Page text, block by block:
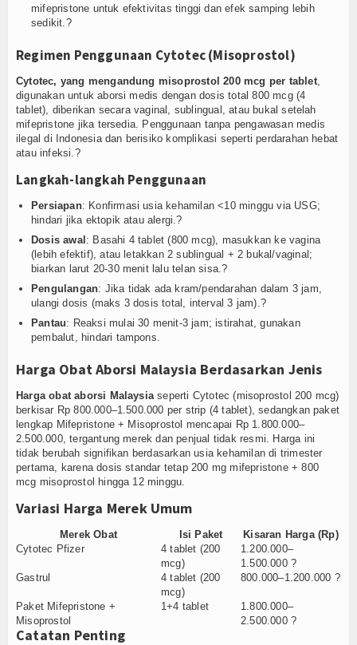
mifepristone untuk efektivitas tinggi dan efek samping lebih
sedikit.?
Regimen Penggunaan Cytotec (Misoprostol)
Cytotec, yang mengandung misoprostol 200 mcg per tablet,
digunakan untuk aborsi medis dengan dosis total 800 mcg (4
tablet), diberikan secara vaginal, sublingual, atau bukal setelah
mifepristone jika tersedia. Penggunaan tanpa pengawasan medis
ilegal di Indonesia dan berisiko komplikasi seperti perdarahan hebat
atau infeksi.?
Langkah-langkah Penggunaan
Persiapan: Konfirmasi usia kehamilan <10 minggu via USG;
hindari jika ektopik atau alergi.?
Dosis awal : Basahi 4 tablet (800 mcg), masukkan ke vagina
(lebih efektif), atau letakkan 2 sublingual + 2 bukal/vaginal;
biarkan larut 20-30 menit lalu telan sisa.?
Pengulangan: Jika tidak ada kram/pendarahan dalam 3 jam,
ulangi dosis (maks 3 dosis total, interval 3 jam).?
Pantau: Reaksi mulai 30 menit-3 jam; istirahat, gunakan
pembalut, hindari tampons.
Harga Obat Aborsi Malaysia Berdasarkan Jenis
Harga obat aborsi Malaysia seperti Cytotec (misoprostol 200 mcg)
berkisar Rp 800.000–1.500.000 per strip (4 tablet), sedangkan paket
lengkap Mifepristone + Misoprostol mencapai Rp 1.800.000–
2.500.000, tergantung merek dan penjual tidak resmi. Harga ini
tidak berubah signifikan berdasarkan usia kehamilan di trimester
pertama, karena dosis standar tetap 200 mg mifepristone + 800
mcg misoprostol hingga 12 minggu.
Variasi Harga Merek Umum
Merek Obat Isi Paket
Kisaran Harga (Rp)
Cytotec Pfizer
4 tablet (200
mcg)
1.200.000–
1.500.000 ?
Gastrul
4 tablet (200
mcg)
800.000–1.200.000 ?
Paket Mifepristone +
Misoprostol
1+4 tablet
1.800.000–
2.500.000 ?
Catatan Penting